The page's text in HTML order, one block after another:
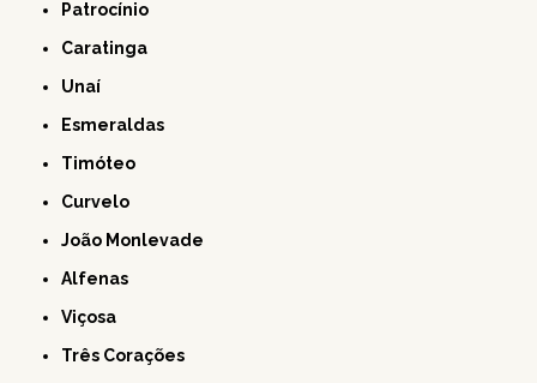
Patrocínio
Caratinga
Unaí
Esmeraldas
Timóteo
Curvelo
João Monlevade
Alfenas
Viçosa
Três Corações